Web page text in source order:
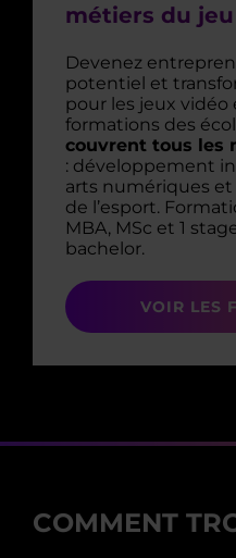
métiers du
Devenez
potentiel et
pour les jeux vidéo
formations des
couvrent tous les
: développement
arts numériques
de l’esport.
MBA, MSc et 1
bachelor.
VOIR LES
COMMENT